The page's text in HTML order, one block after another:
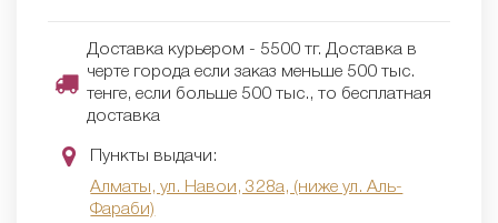
Доставка курьером - 5500 тг. Доставка в
черте города если заказ меньше 500 тыс.
тенге, если больше 500 тыс., то бесплатная
доставка
Пункты выдачи:
Алматы, ул. Навои, 328а, (ниже ул. Аль-
Фараби)